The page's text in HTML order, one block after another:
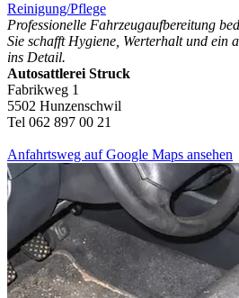
Reinigung/Pflege
Professionelle Fahrzeugaufbereitung
Sie schafft Hygiene, Werterhalt und ein
ins Detail.
Autosattlerei Struck
Fabrikweg 1
5502 Hunzenschwil
Tel 062 897 00 21
Anfahrtsweg auf Google Maps ansehen